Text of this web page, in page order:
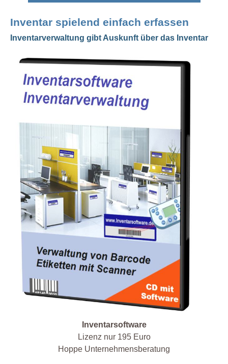
Inventar spielend einfach erfassen
Inventarverwaltung gibt Auskunft über das Inventar
Inventarsoftware
Lizenz nur 195 Euro
Hoppe Unternehmensberatung